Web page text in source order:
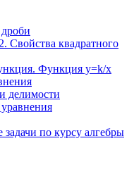
Свойства квадратного
Функция у=k/x
делимости
по курсу алгебры